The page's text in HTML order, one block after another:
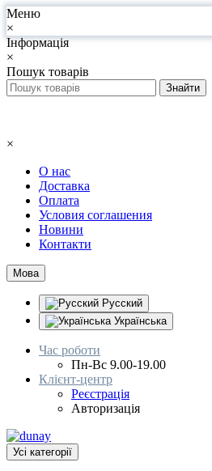
Меню
×
Інформація
×
Пошук товарів
×
О нас
Доставка
Оплата
Условия соглашения
Новини
Контакти
Мова
Русский
Українська
Час роботи
Пн-Вс 9.00-19.00
Клієнт-центр
Реєстрація
Авторизація
Усі категорії